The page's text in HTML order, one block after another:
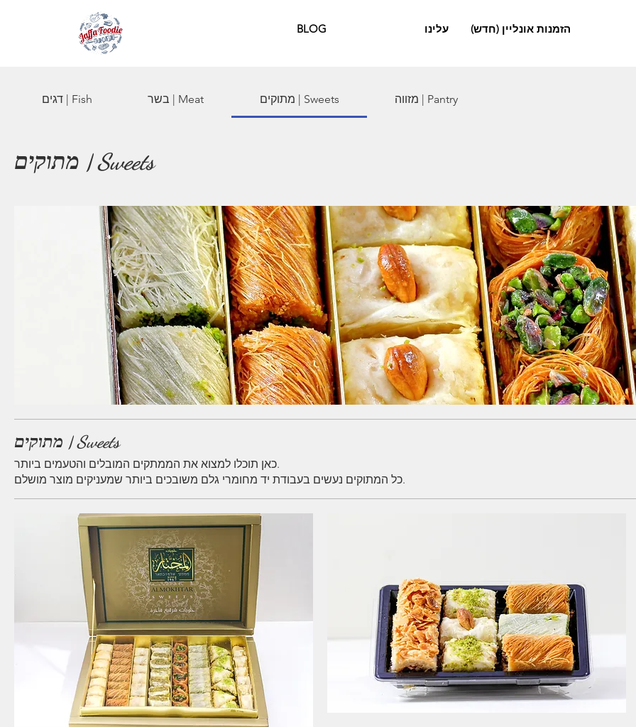
הזמנות אונליין (חדש) עלינו BLOG
דגים | Fish בשר | Meat מתוקים | Sweets מזווה | Pantry
מתוקים | Sweets
מתוקים | Sweets
כאן תוכלו למצוא את הממתקים המובלים והטעמים ביותר.
כל המתוקים נעשים בעבודת יד מחומרי גלם משובכים ביותר שמעניקים מוצר מושלם.